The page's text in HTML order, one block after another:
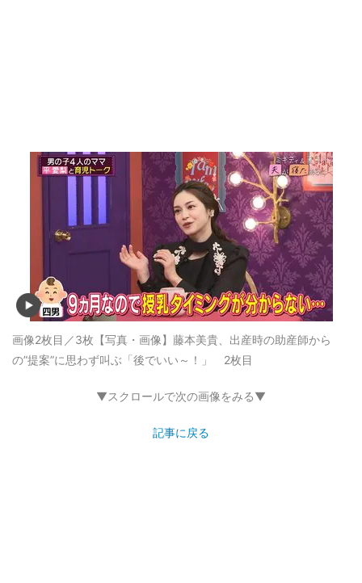
画像2枚目／3枚 【写真・画像】藤本美貴、出産時の助産師から
の”提案”に思わず叫ぶ「後でいい～！」 2枚目
▼スクロールで次の画像をみる▼
記事に戻る